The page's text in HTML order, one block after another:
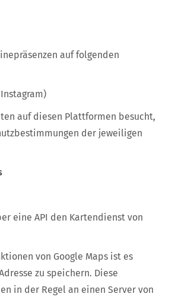
auf folgenden
auf diesen Plattformen besucht,
der jeweiligen
eine API den Kartendienst von
von Google Maps ist es
zu speichern. Diese
in der Regel an einen Server von